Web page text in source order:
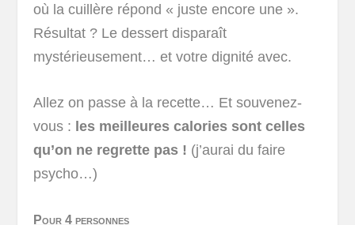
où la cuillère répond « juste encore une ».
Résultat ? Le dessert disparaît
mystérieusement… et votre dignité avec.
Allez on passe à la recette… Et souvenez-
vous : les meilleures calories sont celles
qu’on ne regrette pas ! (j’aurai du faire
psycho…)
Pour 4 personnes